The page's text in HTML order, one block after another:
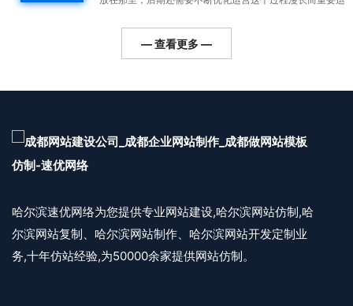
助更...
— 查看更多 —
哈尔滨速优网络为您提供专业网站建设,哈尔滨网站仿制,哈
尔滨网站复制、哈尔滨网站制作、哈尔滨网站开发定制业
务,十年仿站经验,为50000余家提供网站仿制。